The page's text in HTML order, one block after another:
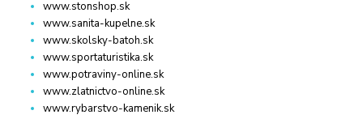
www.stonshop.sk
www.sanita-kupelne.sk
www.skolsky-batoh.sk
www.sportaturistika.sk
www.potraviny-online.sk
www.zlatnictvo-online.sk
www.rybarstvo-kamenik.sk